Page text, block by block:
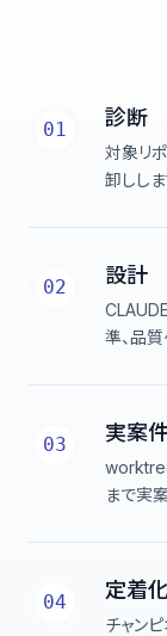
01 診断
対象リ
卸ししま
02 設計
準、品
03 実案
worktree
まで実
04 定着化
チャン